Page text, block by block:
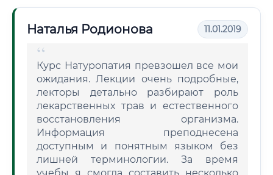
Наталья Родионова 11.01.2019
Курс Натуропатия превзошел все мои
ожидания. Лекции очень подробные,
лекторы детально разбирают роль
лекарственных трав и естественного
восстановления организма.
Информация преподнесена
доступным и понятным языком без
лишней терминологии. За время